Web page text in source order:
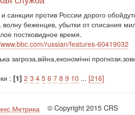
санкции против России дорого
волну беженцев, убытки от списания
постковидное время.
russian/features-60419032
загроза,війна,економічні
: [1] 2 3 4 5 6 7 8 9 10 ... [216]
© Copyright 2015 CRS